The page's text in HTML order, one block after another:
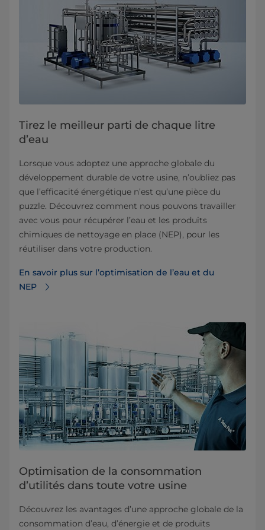
Tirez le meilleur parti de chaque litre
d’eau
Lorsque vous adoptez une approche globale du
développement durable de votre usine, n’oubliez pas
que l’efficacité énergétique n’est qu’une pièce du
puzzle. Découvrez comment nous pouvons travailler
avec vous pour récupérer l’eau et les produits
chimiques de nettoyage en place (NEP), pour les
réutiliser dans votre production.
En savoir plus sur l’optimisation de l’eau et du
NEP
Optimisation de la consommation
d’utilités dans toute votre usine
Découvrez les avantages d’une approche globale de la
consommation d’eau, d’énergie et de produits